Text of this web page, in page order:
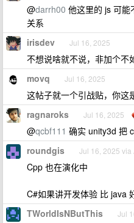
@darrh00 他这里的 js 可能
关系
irisdev Jul 16, 2025
不想说啥就不说，非加个不
movq Jul 16, 2025
这帖子就一个引战贴，你这
ragnaroks Jul 16, 2025
@qcbf111 确实 unity3d 把
roundgis Jul 16, 2025 via
Cpp 也在演化中
C#如果讲开发体验 比 java
TWorldIsNButThis Jul